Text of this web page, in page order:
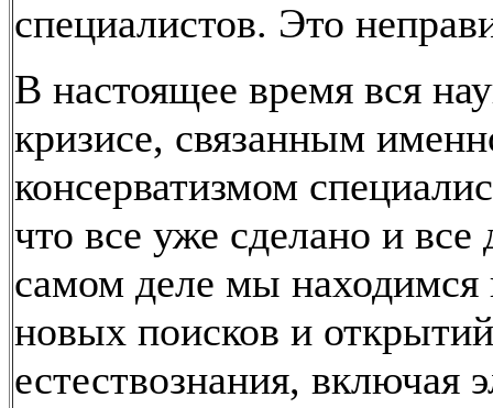
специалистов. Это
В настоящее время вся
кризисе, связанным
консерватизмом
что все уже сделано и
самом деле мы находимся
новых поисков и
естествознания, включая